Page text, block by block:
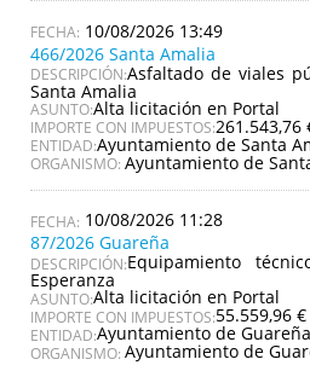
10/08/2026 13:49
466/2026 Santa Amalia
DESCRIPCIÓN:Asfaltado de viales
Santa Amalia
ASUNTO:Alta licitación en Portal
IMPORTE CON IMPUESTOS:261.543,76
ENTIDAD:Ayuntamiento de Santa
ORGANISMO: Ayuntamiento de
10/08/2026 11:28
87/2026 Guareña
DESCRIPCIÓN:Equipamiento
Esperanza
ASUNTO:Alta licitación en Portal
IMPORTE CON IMPUESTOS:55.559,96 €
ENTIDAD:Ayuntamiento de Guareña
ORGANISMO: Ayuntamiento de